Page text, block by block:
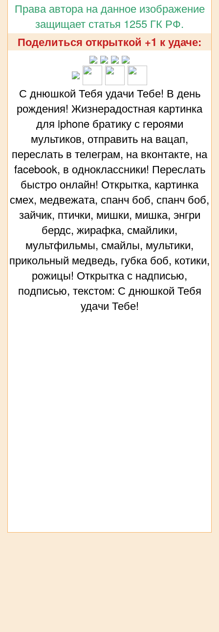
Права автора на данное изображение
защищает статья 1255 ГК РФ.
Поделиться открыткой +1 к удаче:
С днюшкой Тебя удачи Тебе! В день
рождения! Жизнерадостная картинка
для iphone братику с героями
мультиков, отправить на вацап,
переслать в телеграм, на вконтакте, на
facebook, в одноклассники! Переслать
быстро онлайн! Открытка, картинка
смех, медвежата, спанч боб, спанч боб,
зайчик, птички, мишки, мишка, энгри
бердс, жирафка, смайлики,
мультфильмы, смайлы, мультики,
прикольный медведь, губка боб, котики,
рожицы! Открытка с надписью,
подписью, текстом: С днюшкой Тебя
удачи Тебе!